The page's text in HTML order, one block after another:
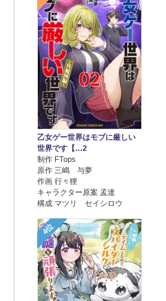
乙女ゲー世界はモブに厳しい
世界です【…2
制作 FTops
原作 三嶋 与夢
作画 行々狸
キャラクター原案 孟達
構成 マツリ セイシロウ
4位